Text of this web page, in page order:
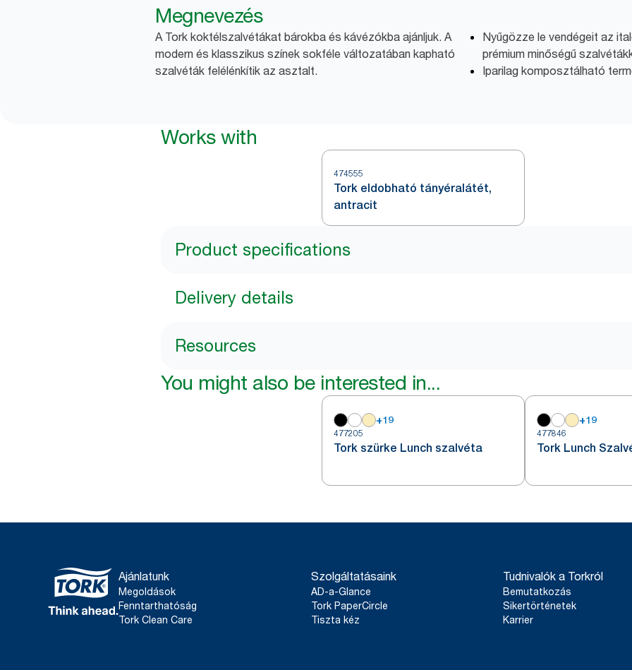
Megnevezés
A Tork koktélszalvétákat bárokba és kávézókba ajánljuk. A
modern és klasszikus színek sokféle változatában kapható
szalvéták felélénkítik az asztalt.
Nyűgözze le vendégeit az
prémium minőségű
Iparilag komposztálható
Works with
474555
Tork eldobható tányéralátét,
antracit
Product specifications
Delivery details
Resources
You might also be interested in...
+19
477205
Tork szürke Lunch szalvéta
+19
477846
Tork Lunch
Ajánlatunk
Megoldások
Fenntarthatóság
Tork Clean Care
Szolgáltatásaink
AD-a-Glance
Tork PaperCircle
Tiszta kéz
Tudnivalók a Torkról
Bemutatkozás
Sikertörténetek
Karrier